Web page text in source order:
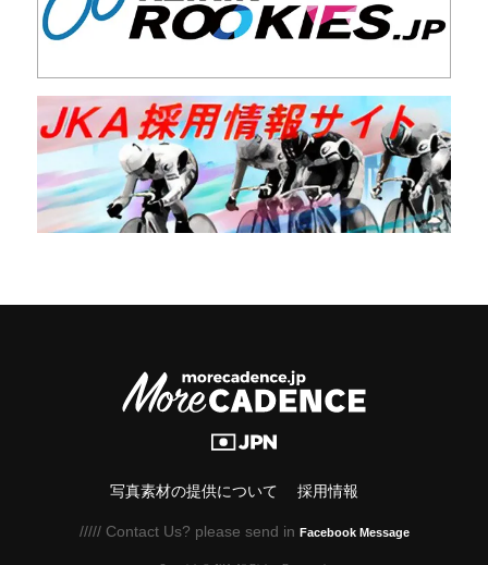
写真素材の提供について 採用情報
///// Contact Us? please send in Facebook Message